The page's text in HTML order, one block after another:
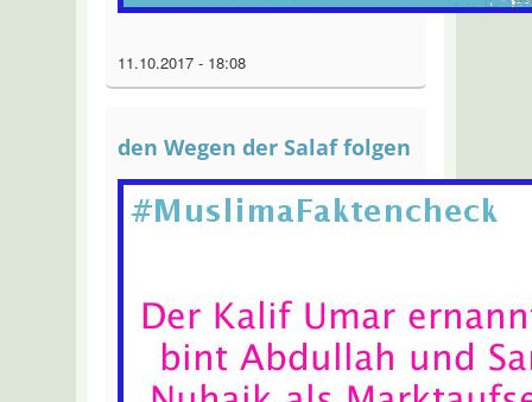
11.10.2017 - 18:08
den Wegen der Salaf folgen